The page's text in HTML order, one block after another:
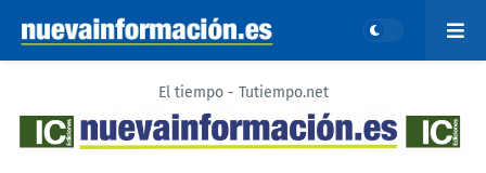
El tiempo - Tutiempo.net